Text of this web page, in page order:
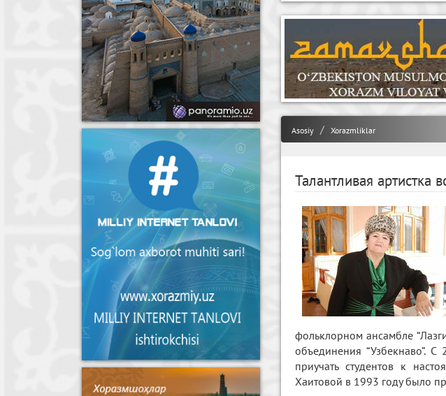
Asosiy Xorazmliklar
Талантливая артистка
фольклорном ансамбле
объединения “Узбекнаво”. С
приучать студентов к
Хаитовой в 1993 году было